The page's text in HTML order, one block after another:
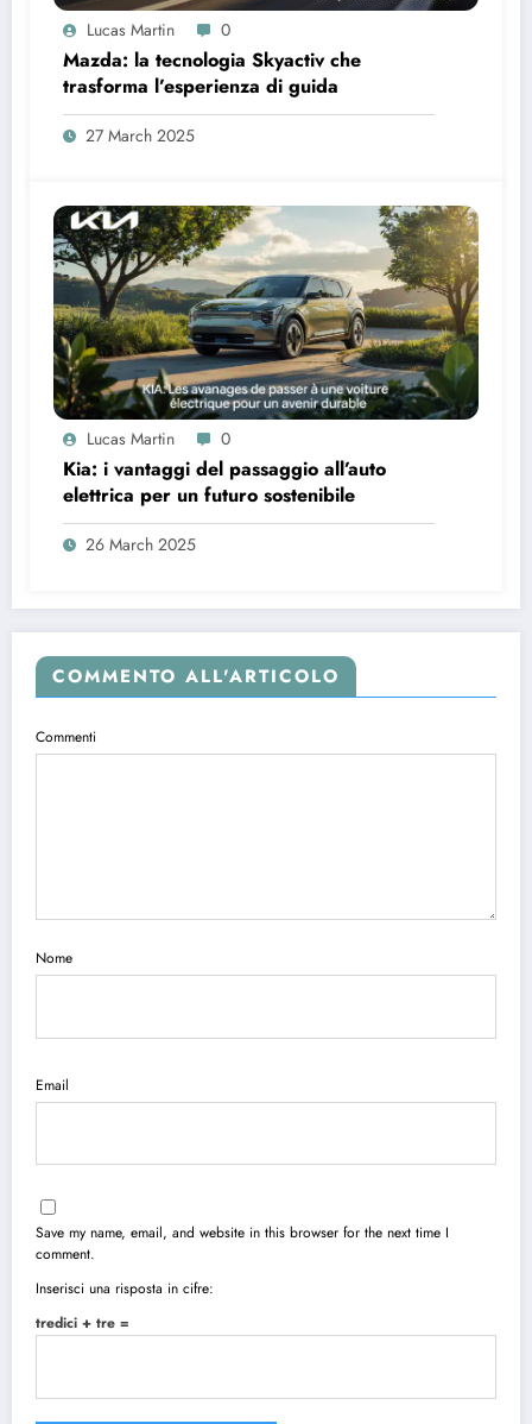
Lucas Martin 0
Mazda: la tecnologia Skyactiv che
trasforma l’esperienza di guida
27 March 2025
Lucas Martin 0
Kia: i vantaggi del passaggio all’auto
elettrica per un futuro sostenibile
26 March 2025
COMMENTO ALL'ARTICOLO
Commenti
Nome
Email
Save my name, email, and website in this browser for the next time I
comment.
Inserisci una risposta in cifre:
tredici + tre =